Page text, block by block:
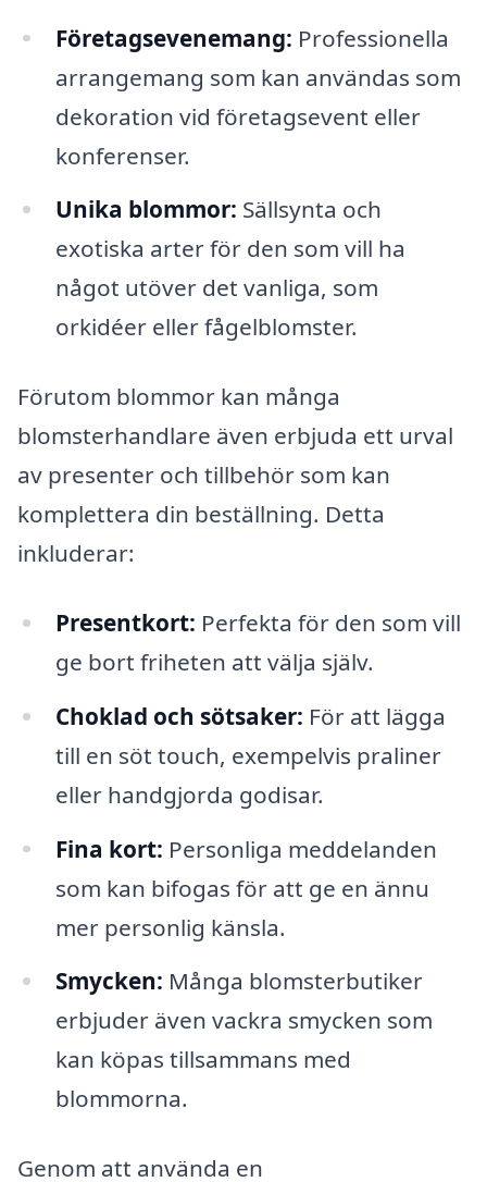
Företagsevenemang: Professionella
arrangemang som kan användas som
dekoration vid företagsevent eller
konferenser.
Unika blommor: Sällsynta och
exotiska arter för den som vill ha
något utöver det vanliga, som
orkidéer eller fågelblomster.
Förutom blommor kan många
blomsterhandlare även erbjuda ett urval
av presenter och tillbehör som kan
komplettera din beställning. Detta
inkluderar:
Presentkort: Perfekta för den som vill
ge bort friheten att välja själv.
Choklad och sötsaker: För att lägga
till en söt touch, exempelvis praliner
eller handgjorda godisar.
Fina kort: Personliga meddelanden
som kan bifogas för att ge en ännu
mer personlig känsla.
Smycken: Många blomsterbutiker
erbjuder även vackra smycken som
kan köpas tillsammans med
blommorna.
Genom att använda en